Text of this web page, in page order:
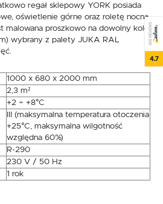
regał sklepowy YORK posiada
oświetlenie górne oraz roletę nocną.
malowana proszkowo na dowolny kolor
wybrany z palety JUKA RAL
1000 x 680 x 2000 mm
2,3 m²
+2 ÷ +8°C
III (maksymalna temperatura otoczenia
+25°C, maksymalna wilgotność
względna 60%)
R-290
230 V / 50 Hz
1 rok
SEE REVIEWS
4.7